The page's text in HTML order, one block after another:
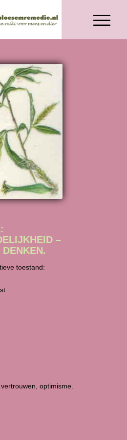
–
toestand:
optimisme.